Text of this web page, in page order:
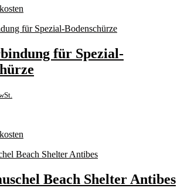
für Spezial-
Beach Shelter Antibes